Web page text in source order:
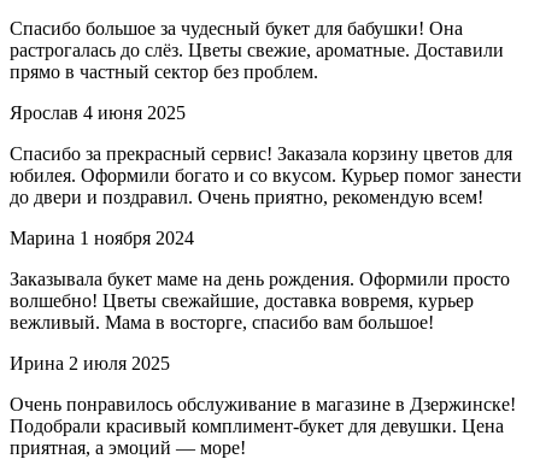
Спасибо большое за чудесный букет для бабушки! Она
растрогалась до слёз. Цветы свежие, ароматные. Доставили
прямо в частный сектор без проблем.
Ярослав 4 июня 2025
Спасибо за прекрасный сервис! Заказала корзину цветов для
юбилея. Оформили богато и со вкусом. Курьер помог занести
до двери и поздравил. Очень приятно, рекомендую всем!
Марина 1 ноября 2024
Заказывала букет маме на день рождения. Оформили просто
волшебно! Цветы свежайшие, доставка вовремя, курьер
вежливый. Мама в восторге, спасибо вам большое!
Ирина 2 июля 2025
Очень понравилось обслуживание в магазине в Дзержинске!
Подобрали красивый комплимент-букет для девушки. Цена
приятная, а эмоций — море!